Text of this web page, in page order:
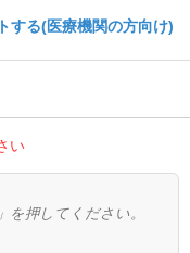
する(医療機関の方向け)
い